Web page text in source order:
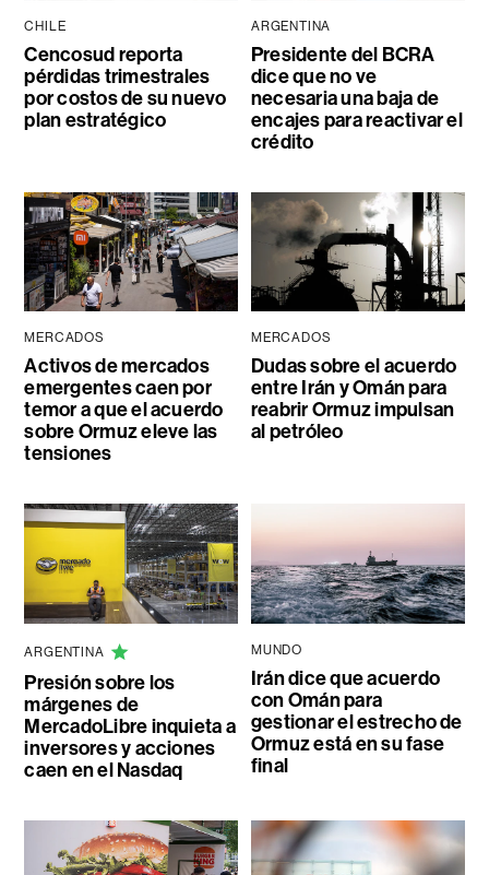
CHILE
Cencosud reporta
pérdidas trimestrales
por costos de su nuevo
plan estratégico
ARGENTINA
Presidente del BCRA
dice que no ve
necesaria una baja de
encajes para reactivar el
crédito
MERCADOS
Activos de mercados
emergentes caen por
temor a que el acuerdo
sobre Ormuz eleve las
tensiones
MERCADOS
Dudas sobre el acuerdo
entre Irán y Omán para
reabrir Ormuz impulsan
al petróleo
ARGENTINA
Presión sobre los
márgenes de
MercadoLibre inquieta a
inversores y acciones
caen en el Nasdaq
MUNDO
Irán dice que acuerdo
con Omán para
gestionar el estrecho de
Ormuz está en su fase
final